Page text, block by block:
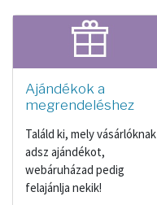
Ajándékok a
megrendeléshez
Találd ki, mely vásárlóknak
adsz ajándékot,
webáruházad pedig
felajánlja nekik!